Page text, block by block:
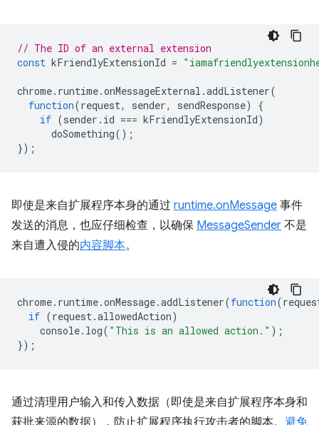
// The ID of an external extension
const kFriendlyExtensionId =
chrome. runtime.onMessageExternal .addListener(
function(request, sender, sendResponse)
{
if (sender . id === kFriendlyExtensionId)
doSomething();
});
即使是来自扩展程序本身的通过 runtime.onMessage 事件
发送的消息，也应仔细检查，以确保 MessageSender 不是
来自遭入侵的内容脚本。
chrome. runtime.onMessage.addListener(function(
if (request.allowedAction)
console. log( "This is an allowed action." );
});
通过清理用户输入和传入数据（即使是来自扩展程序本身和
获批来源的数据），防止扩展程序执行攻击者的脚本。 避免